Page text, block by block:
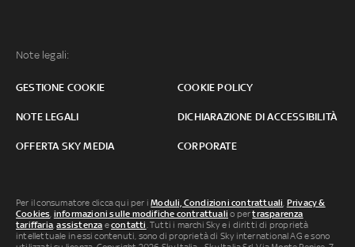
Note legali:
GESTIONE COOKIE COOKIE POLICY
NOTE LEGALI DICHIARAZIONE DI ACCESSIBILITÀ
OFFERTA SKY MEDIA CORPORATE
Per il consumatore clicca qui per iModuli, Condizioni contrattuali Privacy &
Cookies informazioni sulle modifiche contrattuali o pertrasparenza
tariffaria ,assistenza econtatti . Tutti i marchi Sky e i diritti di proprietà
intellettuale in essi contenuti, sono di proprietà di Sky international AG e sono